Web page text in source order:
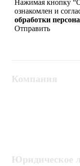
Нажимая кнопку
ознакомлен и
обработки
Компания
Юридическое